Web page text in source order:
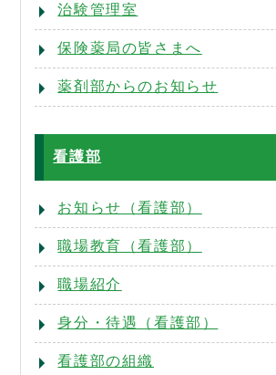
治験管理室
保険薬局の皆さまへ
薬剤部からのお知らせ
看護部
お知らせ（看護部）
職場教育（看護部）
職場紹介
身分・待遇（看護部）
看護部の組織